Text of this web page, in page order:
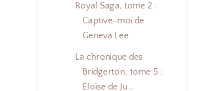
Royal Saga, tome 2 :
Captive-moi de
Geneva Lee
La chronique des
Bridgerton, tome 5 :
Eloïse de Ju...